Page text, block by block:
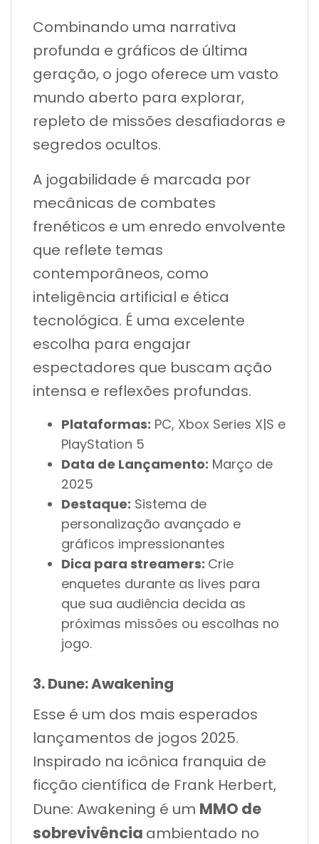
Combinando uma narrativa
profunda e gráficos de última
geração, o jogo oferece um vasto
mundo aberto para explorar,
repleto de missões desafiadoras e
segredos ocultos.
A jogabilidade é marcada por
mecânicas de combates
frenéticos e um enredo envolvente
que reflete temas
contemporâneos, como
inteligência artificial e ética
tecnológica. É uma excelente
escolha para engajar
espectadores que buscam ação
intensa e reflexões profundas.
Plataformas: PC, Xbox Series X|S e
PlayStation 5
Data de Lançamento: Março de
2025
Destaque: Sistema de
personalização avançado e
gráficos impressionantes
Dica para streamers: Crie
enquetes durante as lives para
que sua audiência decida as
próximas missões ou escolhas no
jogo.
3. Dune: Awakening
Esse é um dos mais esperados
lançamentos de jogos 2025.
Inspirado na icônica franquia de
ficção científica de Frank Herbert,
Dune: Awakening é um MMO de
sobrevivência ambientado no